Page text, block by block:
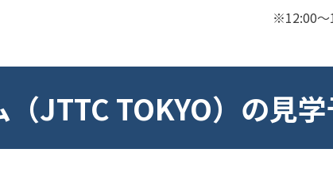
※12:00～
JTTC TOKYO）の見